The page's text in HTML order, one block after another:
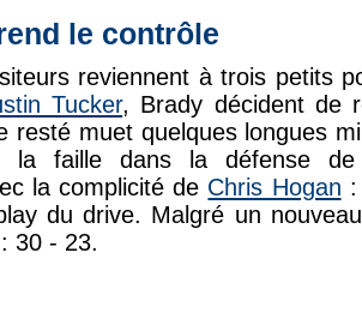
le contrôle
reviennent à trois petits
Tucker, Brady décident de
resté muet quelques longues
la faille dans la défense de
la complicité de Chris Hogan
du drive. Malgré un
30 - 23.